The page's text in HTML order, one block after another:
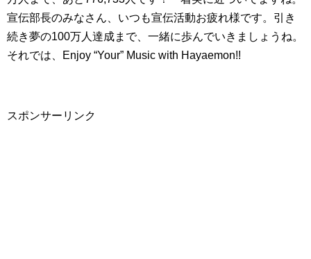
宣伝部長のみなさん、いつも宣伝活動お疲れ様です。引き
続き夢の100万人達成まで、一緒に歩んでいきましょうね。
それでは、Enjoy “Your” Music with Hayaemon!!
スポンサーリンク